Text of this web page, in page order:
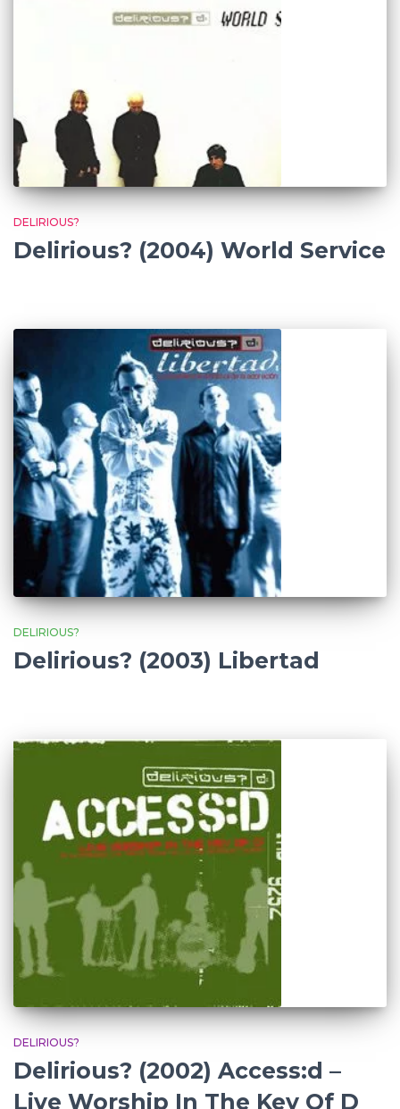
DELIRIOUS?
Delirious? (2004) World Service
DELIRIOUS?
Delirious? (2003) Libertad
DELIRIOUS?
Delirious? (2002) Access:d –
Live Worship In The Key Of D